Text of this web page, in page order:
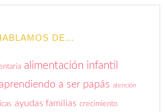
DE…
alimentación infantil
a ser papás atención
ayudas familias crecimiento